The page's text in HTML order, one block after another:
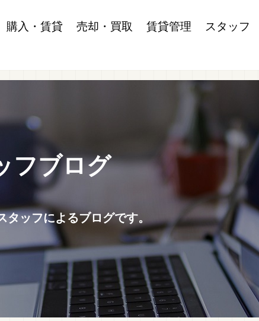
購入・賃貸 売却・買取 賃貸管理 スタッフ
フブログ
タッフによるブログです。